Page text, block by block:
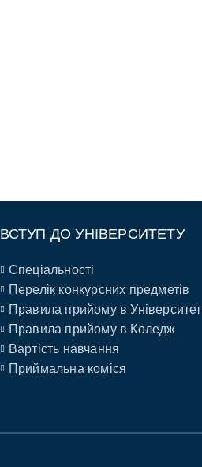
ВСТУП ДО УНІВЕРСИТЕТУ
Спеціальності
Перелік конкурсних предметів
Правила прийому в Університет
Правила прийому в Коледж
Вартість навчання
Приймальна коміся